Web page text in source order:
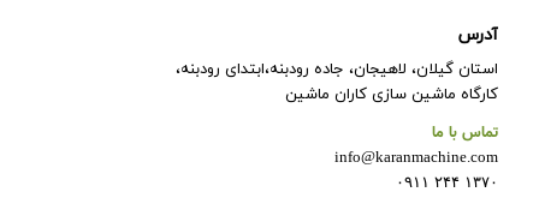
آدرس
استان گیلان، لاهیجان، جاده رودبنه،ابتدای رودبنه،
کارگاه ماشین سازی کاران ماشین
تماس با ما
info@karanmachine.com
۱۳۷۰ ۲۴۴ ۰۹۱۱